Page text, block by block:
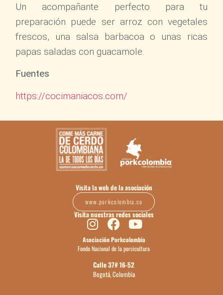
Un acompañante perfecto para tu
preparación puede ser arroz con vegetales
frescos, una salsa barbacoa o unas ricas
papas saladas con guacamole.
Fuentes
https://cocimaniacos.com/
Visita la web de la asociación
www.porkcolombia.co
Visita nuestras redes sociales
Asociación Porkcolombia
Fondo Nacional de la porcicultura
Calle 37# 16-52
Bogotá, Colombia